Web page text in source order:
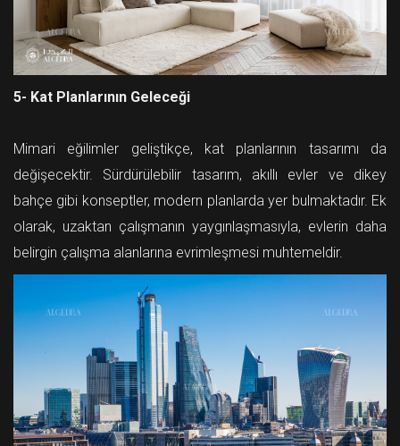
5- Kat Planlarının Geleceği
Mimari eğilimler geliştikçe, kat planlarının tasarımı da
değişecektir. Sürdürülebilir tasarım, akıllı evler ve dikey
bahçe gibi konseptler, modern planlarda yer bulmaktadır. Ek
olarak, uzaktan çalışmanın yaygınlaşmasıyla, evlerin daha
belirgin çalışma alanlarına evrimleşmesi muhtemeldir.